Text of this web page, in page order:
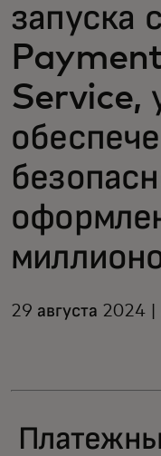
Для
Новости и
запуска
Service,
29 августа 2024